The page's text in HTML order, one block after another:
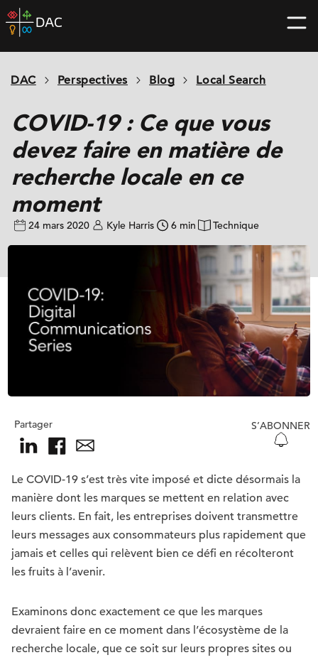
Skip
to
home
DAC Perspectives Blog Local Search
COVID-19 : Ce que vous
devez faire en matière de
recherche locale en ce
moment
24 mars 2020 Kyle Harris 6 min Technique
Partager S’ABONNER
Le COVID-19 s’est très vite imposé et dicte désormais la
manière dont les marques se mettent en relation avec
leurs clients. En fait, les entreprises doivent transmettre
leurs messages aux consommateurs plus rapidement que
jamais et celles qui relèvent bien ce défi en récolteront
les fruits à l’avenir.
Examinons donc exactement ce que les marques
devraient faire en ce moment dans l’écosystème de la
recherche locale, que ce soit sur leurs propres sites ou